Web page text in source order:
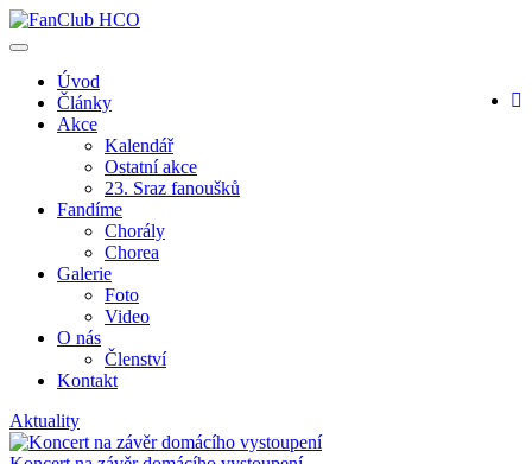
Toggle
navigationÚvod
Články
Akce
Kalendář
Ostatní akce
23. Sraz fanoušků
Fandíme
Chorály
Chorea
Galerie
Foto
Video
O nás
Členství
Kontakt
Aktuality